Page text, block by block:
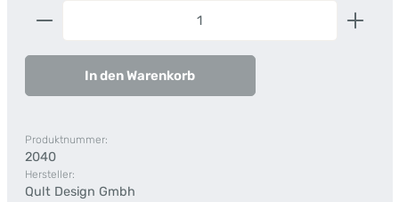
Produkt Anzahl: Gib den gewünschten Wert ein
In den Warenkorb
Produktnummer:
2040
Hersteller:
Qult Design Gmbh